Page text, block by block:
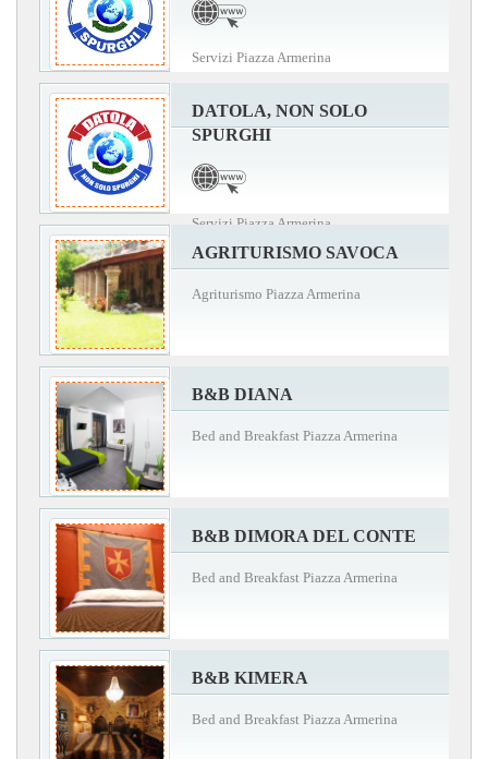
Servizi Piazza Armerina
DATOLA, NON SOLO
SPURGHI
Servizi Piazza Armerina
AGRITURISMO SAVOCA
Agriturismo Piazza Armerina
B&B DIANA
Bed and Breakfast Piazza Armerina
B&B DIMORA DEL CONTE
Bed and Breakfast Piazza Armerina
B&B KIMERA
Bed and Breakfast Piazza Armerina